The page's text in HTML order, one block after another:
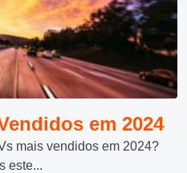
em 2024
mais vendidos em 2024?
este...